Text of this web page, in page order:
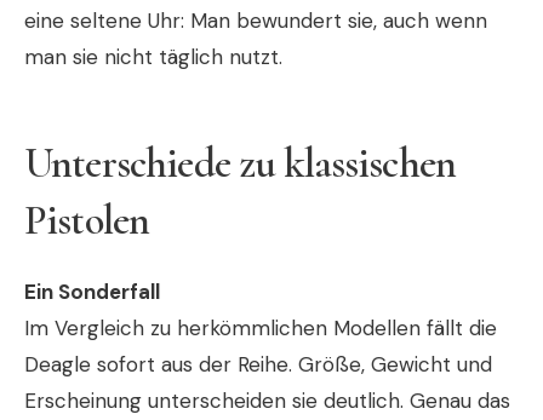
eine seltene Uhr: Man bewundert sie, auch wenn
man sie nicht täglich nutzt.
Unterschiede zu klassischen
Pistolen
Ein Sonderfall
Im Vergleich zu herkömmlichen Modellen fällt die
Deagle sofort aus der Reihe. Größe, Gewicht und
Erscheinung unterscheiden sie deutlich. Genau das